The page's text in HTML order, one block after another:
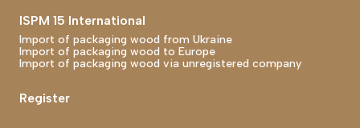
ISPM 15 International
Import of packaging wood from Ukraine
Import of packaging wood to Europe
Import of packaging wood via unregistered company
Register